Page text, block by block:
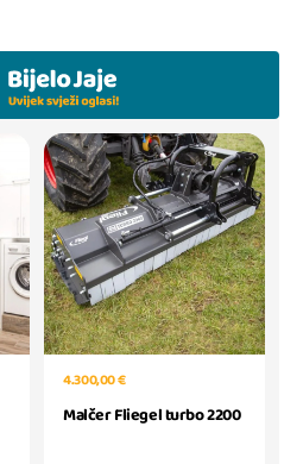
4.300,00 €
Malčer Fliegel turbo 2200